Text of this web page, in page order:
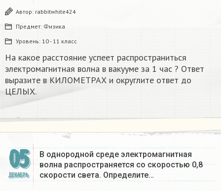
Автор: rabbitwhite424
Предмет: Физика
Уровень: 10 - 11 класс
На какое расстояние успеет распространиться
электромагнитная волна в вакууме за 1 час ? Ответ
выразите в КИЛОМЕТРАХ и округлите ответ до
ЦЕЛЫХ. ​
05
ДЕКАБРЬ
В однородной среде электромагнитная
волна распространяется со скоростью 0,8
скорости света. Определите…